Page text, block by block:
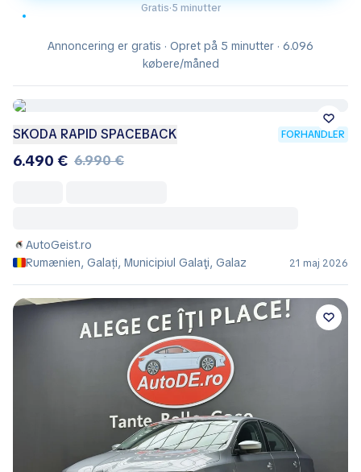
Gratis·5 minutter
Annoncering er gratis · Opret på 5 minutter · 6.096
købere/måned
SKODA RAPID SPACEBACK FORHANDLER
6.490 € 6.990 €
AutoGeist.ro
Rumænien, Galați, Municipiul Galaţi, Galaz
21 maj 2026